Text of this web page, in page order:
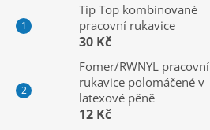
Tip Top kombinované
pracovní rukavice
30 Kč
Fomer/RWNYL pracovní
rukavice polomáčené v
latexové pěně
12 Kč